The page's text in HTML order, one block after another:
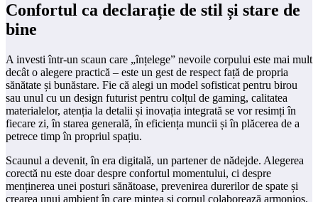
Confortul ca declarație de stil și stare de
bine
A investi într-un scaun care „înțelege” nevoile corpului este mai mult
decât o alegere practică – este un gest de respect față de propria
sănătate și bunăstare. Fie că alegi un model sofisticat pentru birou
sau unul cu un design futurist pentru colțul de gaming, calitatea
materialelor, atenția la detalii și inovația integrată se vor resimți în
fiecare zi, în starea generală, în eficiența muncii și în plăcerea de a
petrece timp în propriul spațiu.
Scaunul a devenit, în era digitală, un partener de nădejde. Alegerea
corectă nu este doar despre confortul momentului, ci despre
menținerea unei posturi sănătoase, prevenirea durerilor de spate și
crearea unui ambient în care mintea și corpul colaborează armonios.